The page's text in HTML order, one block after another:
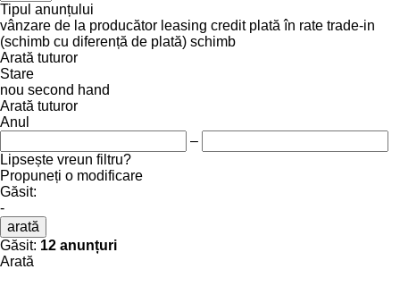
Tipul anunțului
vânzare de la producător leasing credit plată în rate trade-in
(schimb cu diferență de plată) schimb
Arată tuturor
Stare
nou second hand
Arată tuturor
Anul
–
Lipsește vreun filtru?
Propuneți o modificare
Găsit:
-
arată
Găsit: 12 anunțuri
Arată